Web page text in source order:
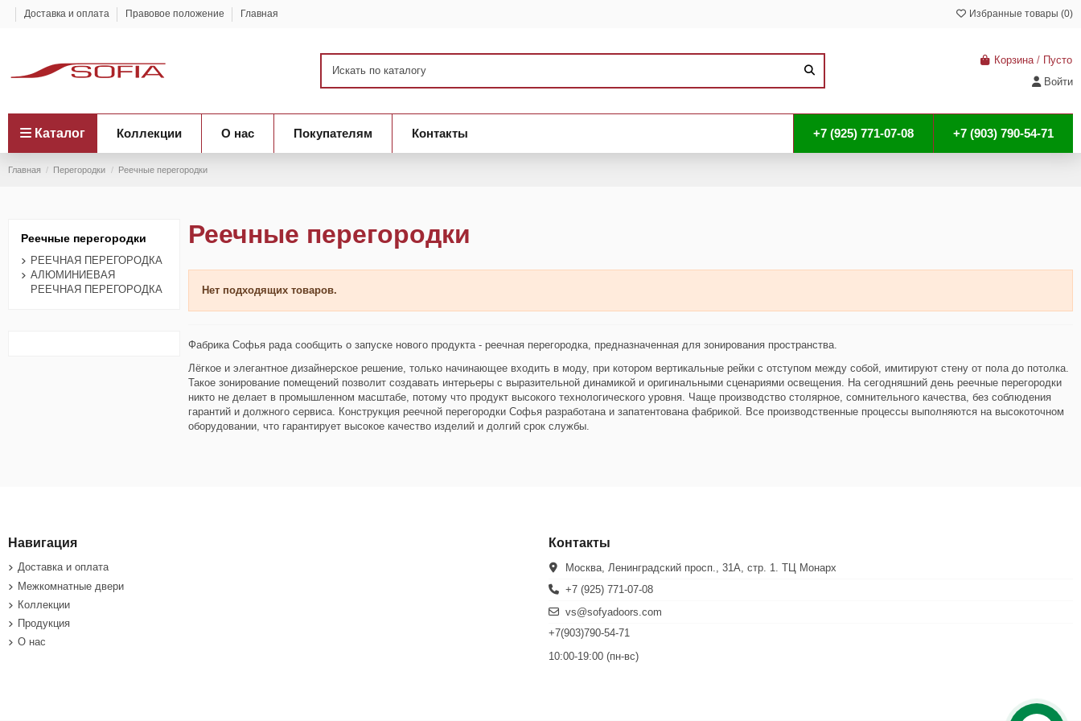
Доставка и оплата Правовое положение Главная Избранные товары (0)
Корзина / Пусто
Войти
Каталог Коллекции О нас Покупателям Контакты +7 (903) 790-54-71
+7 (925) 771-07-08
Главная Перегородки Реечные перегородки
Реечные перегородки
Нет подходящих товаров.
Фабрика Софья рада сообщить о запуске нового продукта - реечная перегородка, предназначенная для зонирования пространства.
Лёгкое и элегантное дизайнерское решение, только начинающее входить в моду, при котором вертикальные рейки с отступом между собой, имитируют стену от пола до потолка.
Такое зонирование помещений позволит создавать интерьеры с выразительной динамикой и оригинальными сценариями освещения. На сегодняшний день реечные перегородки
никто не делает в промышленном масштабе, потому что продукт высокого технологического уровня. Чаще производство столярное, сомнительного качества, без соблюдения
гарантий и должного сервиса. Конструкция реечной перегородки Софья разработана и запатентована фабрикой. Все производственные процессы выполняются на высокоточном
оборудовании, что гарантирует высокое качество изделий и долгий срок службы.
Реечные перегородки
РЕЕЧНАЯ ПЕРЕГОРОДКА
АЛЮМИНИЕВАЯ
РЕЕЧНАЯ ПЕРЕГОРОДКА
Навигация
Доставка и оплата
Межкомнатные двери
Коллекции
Продукция
О нас
Контакты
Москва, Ленинградский просп., 31А, стр. 1. ТЦ Монарх
+7 (925) 771-07-08
vs@sofyadoors.com
+7(903)790-54-71
10:00-19:00 (пн-вс)